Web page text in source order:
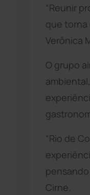
“Reunir
que torna
Verônica
O grupo
“Rio de
Cirne.